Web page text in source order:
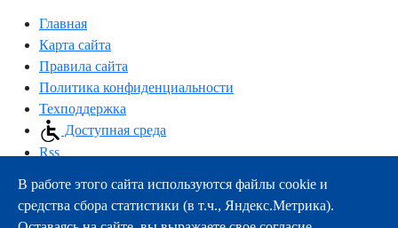
Главная
Карта сайта
Правила сайта
Политика конфиденциальности
Техподдержка
Доступная среда
Rss
163000, г.Архангельск, пр-т Троицкий, 51
тел.:+7 (8182) 21-11-63
В работе этого сайта используются файлы cookie и
средства сбора статистики (в т.ч., Яндекс.Метрика).